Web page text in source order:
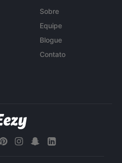
Sobre
Equipe
Blogue
Contato